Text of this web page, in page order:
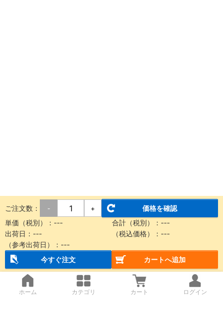
ご注文数： - +
価格を確認
単価（税別）： --- 合計（税別）： ---
出荷日： --- （税込価格）： ---
（参考出荷日）： ---
今すぐ注文
カートへ追加
ホーム カテゴリ カート ログイン